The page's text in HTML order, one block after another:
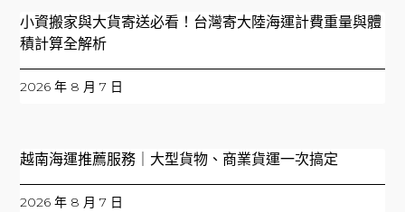
小資搬家與大貨寄送必看！台灣寄大陸海運計費重量與體
積計算全解析
2026 年 8 月 7 日
越南海運推薦服務｜大型貨物、商業貨運一次搞定
2026 年 8 月 7 日